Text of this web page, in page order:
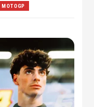
MOTOGP